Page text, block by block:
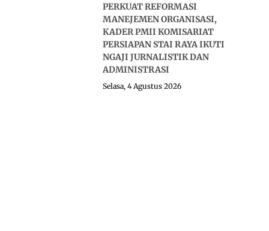
PERKUAT REFORMASI
MANEJEMEN ORGANISASI,
KADER PMII KOMISARIAT
PERSIAPAN STAI RAYA IKUTI
NGAJI JURNALISTIK DAN
ADMINISTRASI
Selasa, 4 Agustus 2026